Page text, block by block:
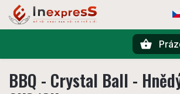
BBQ - Crystal Ball -